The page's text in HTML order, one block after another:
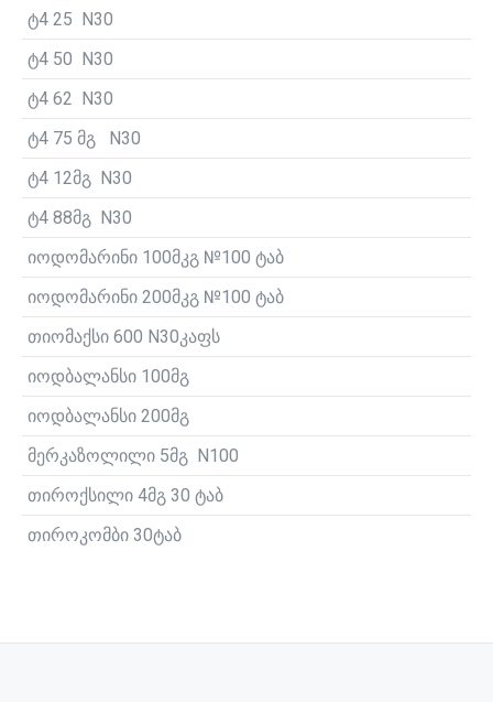
ტ4 25 N30
ტ4 50 N30
ტ4 62 N30
ტ4 75 მგ N30
ტ4 12მგ N30
ტ4 88მგ N30
იოდომარინი 100მკგ №100 ტაბ
იოდომარინი 200მკგ №100 ტაბ
თიომაქსი 600 N30კაფს
იოდბალანსი 100მგ
იოდბალანსი 200მგ
მერკაზოლილი 5მგ N100
თიროქსილი 4მგ 30 ტაბ
თიროკომბი 30ტაბ